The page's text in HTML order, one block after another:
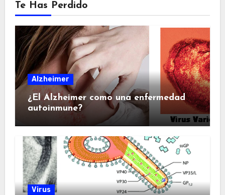
Te Has Perdido
Alzheimer
¿El Alzheimer como una enfermedad
autoinmune?
Virus